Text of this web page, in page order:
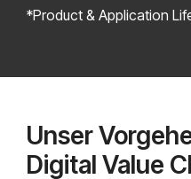
*Product & Application
Unser
Digital Value